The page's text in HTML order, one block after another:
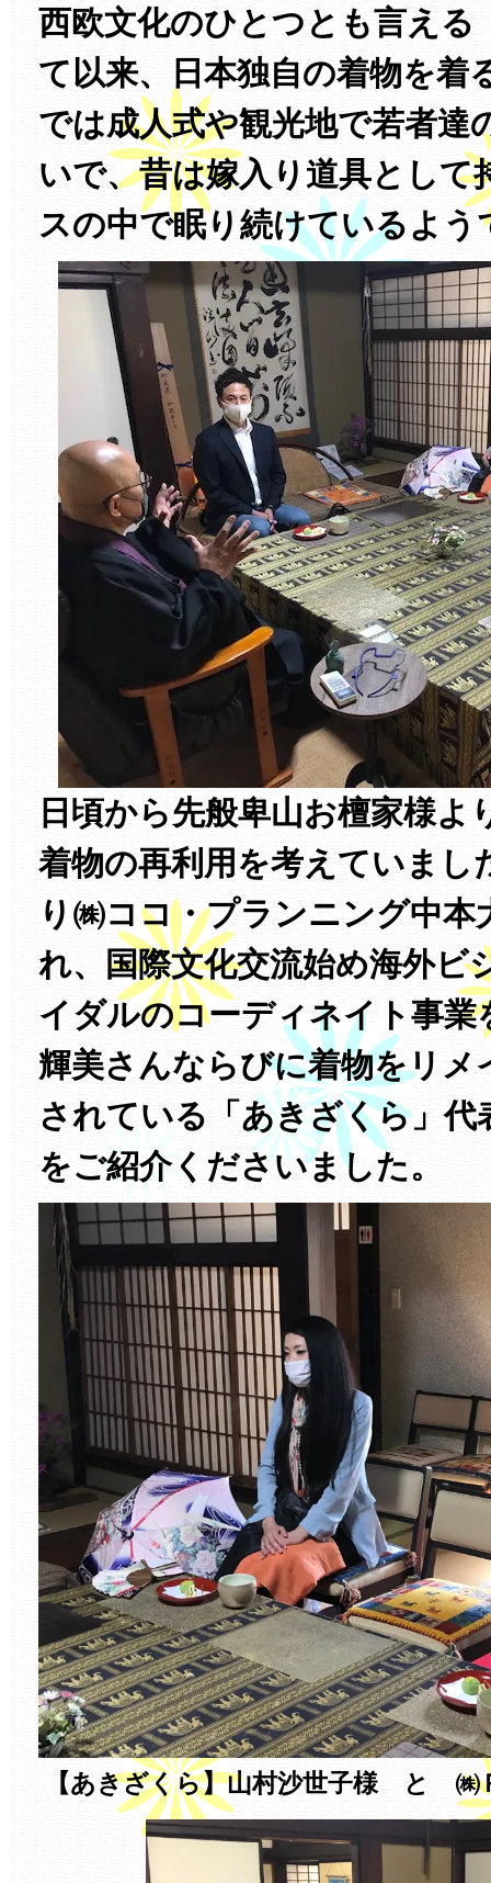
西欧文化のひとつとも言える
て以来、日本独自の着物を着
では成人式や観光地で若者達
いで、昔は嫁入り道具として
スの中で眠り続けているよう
日頃から先般卑山お檀家様よ
着物の再利用を考えていまし
り㈱ココ・プランニング中本
れ、国際文化交流始め海外ビ
イダルのコーディネイト事業
輝美さんならびに着物をリメ
されている「あきざくら」代
をご紹介くださいました。
【あきざくら】山村沙世子様 と ㈱